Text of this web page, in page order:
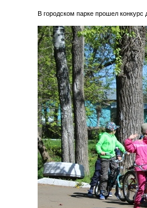
В городском парке прошел